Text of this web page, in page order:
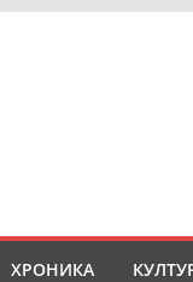
ХРОНИКА